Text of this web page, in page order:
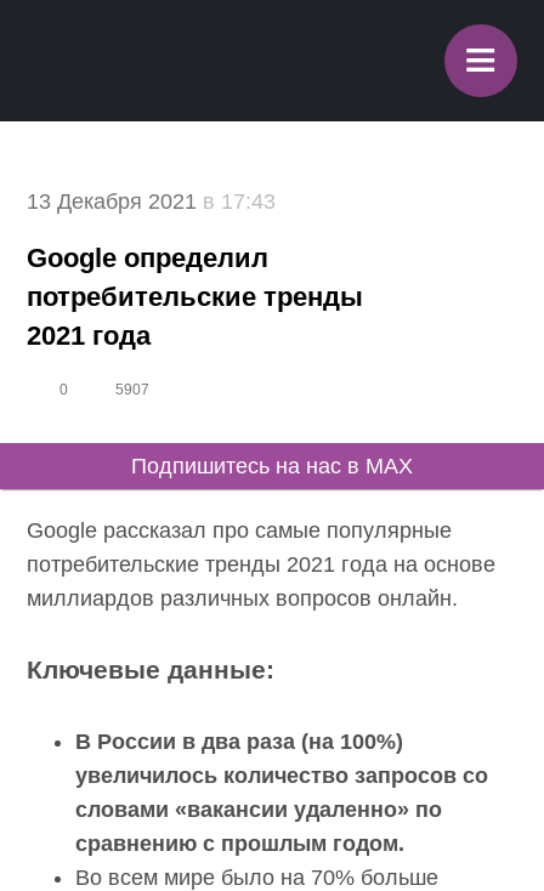
≡
13 Декабря 2021 в 17:43
Google определил
потребительские тренды
2021 года
0 5907
Подпишитесь на нас в MAX
Google рассказал про самые популярные
потребительские тренды 2021 года на основе
миллиардов различных вопросов онлайн.
Ключевые данные:
В России в два раза (на 100%)
увеличилось количество запросов со
словами «вакансии удаленно» по
сравнению с прошлым годом.
Во всем мире было на 70% больше